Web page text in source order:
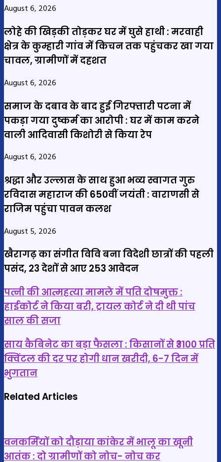
August 6, 2026
लोहे की खिड़की तोड़कर घर में घुसे हाथी : मरवाही
क्षेत्र के कुम्हारी गांव में किचन तक पहुंचकर खा गया
चावल, ग्रामीणों में दहशत
August 6, 2026
समाज के दबाव के बाद हुई गिरफ्तारी पटना में
पकड़ा गया दुष्कर्म का आरोपी : घर में काम करने
वाली आदिवासी किशोरी से किया रेप
August 6, 2026
श्रद्धा और उल्लास के साथ हुआ भव्य स्वागत गुरु
रविदास महाराज की 650वीं जयंती : वाराणसी से
राजिम पहुंचा पावन कलश
August 5, 2026
खैरागढ़ का संगीत विवि बना विदेशी छात्रों की पहली
पसंद, 23 देशों से आए 253 आवेदन
पत्नी
की
आत्महत्या
में
पति
दोषमुक्त
:
हाईकोर्ट
ट्रायल
कोर्ट
पत्नी की आत्महत्या मामले में पति दोषमुक्त :
हाईकोर्ट ने किया बरी, ट्रायल कोर्ट ने दी थी पांच
साल की सजा
साय
कैबिनेट
का
बड़ा
फैसला
₹3100
प्रति
साय कैबिनेट का बड़ा फैसला : किसानों से ₹3100 प्रति
क्विंटल की दर पर होगी धान खरीदी, 6-7 दिन में
भुगतान
Related Articles
वनकर्मियों को दौड़ाया कांकेर में भालू का खूनी
आतंक : दो ग्रामीणों को नोच- नोच कर